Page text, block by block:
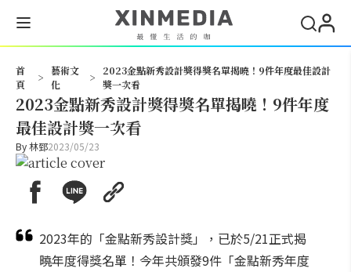
首
頁
>
藝術文
化
>
2023金點新秀設計獎得獎名單揭曉！9件年度最佳設計
獎一次看
2023金點新秀設計獎得獎名單揭曉！9件年度
最佳設計獎一次看
By林郅2023/05/23
2023年的「金點新秀設計獎」，已於5/21正式揭
曉年度得獎名單！今年共頒發9件「金點新秀年度